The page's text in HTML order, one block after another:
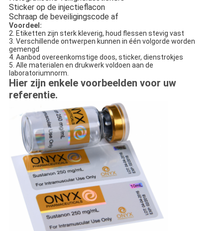
Sticker op de injectieflacon
Schraap de beveiligingscode af
Voordeel:
2. Etiketten zijn sterk kleverig, houd flessen stevig vast
3. Verschillende ontwerpen kunnen in één volgorde worden
gemengd
4. Aanbod overeenkomstige doos, sticker, dienstrokjes
5. Alle materialen en drukwerk voldoen aan de
laboratoriumnorm.
Hier zijn enkele voorbeelden voor uw
referentie.